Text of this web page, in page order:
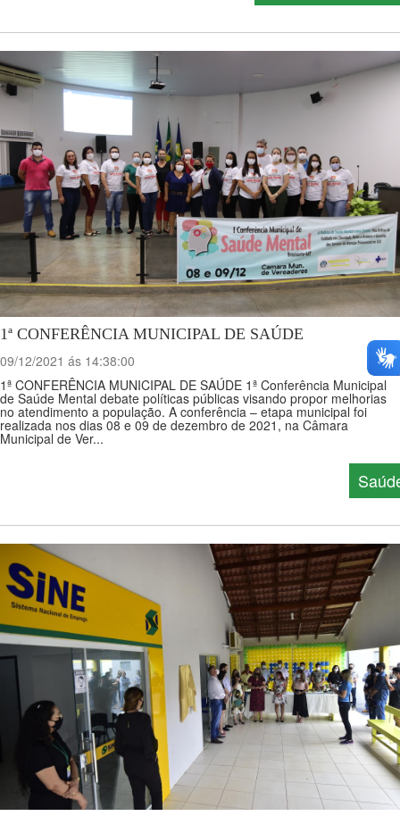
1ª CONFERÊNCIA MUNICIPAL DE SAÚDE
09/12/2021 ás 14:38:00
1ª CONFERÊNCIA MUNICIPAL DE SAÚDE 1ª Conferência Municipal
de Saúde Mental debate políticas públicas visando propor melhorias
no atendimento a população. A conferência – etapa municipal foi
realizada nos dias 08 e 09 de dezembro de 2021, na Câmara
Municipal de Ver...